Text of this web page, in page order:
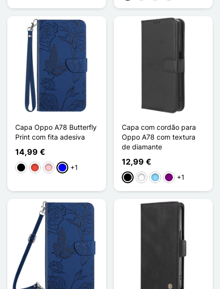
Capa Oppo A78 Butterfly
Print com fita adesiva
14,99 €
PretoVermelho
RosaAzul+1
Capa com cordão para
Oppo A78 com textura
de diamante
12,99 €
PretoBrancoAzul Claro
Púrpura
+1